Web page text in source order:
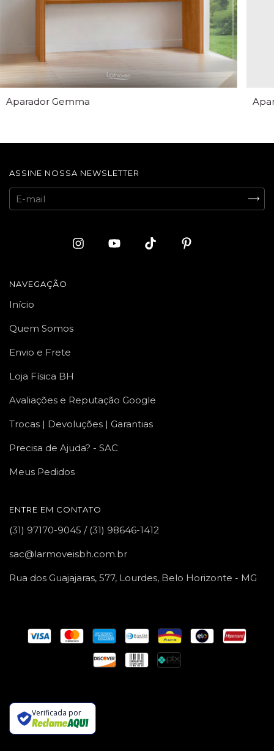
Aparador Gemma
ASSINE NOSSA NEWSLETTER
NAVEGAÇÃO
Início
Quem Somos
Envio e Frete
Loja Física BH
Avaliações e Reputação Google
Trocas | Devoluções | Garantias
Precisa de Ajuda? - SAC
Meus Pedidos
ENTRE EM CONTATO
(31) 97170-9045 / (31) 98646-1412
sac@larmoveisbh.com.br
Rua dos Guajajaras, 577, Lourdes, Belo Horizonte - MG
Verificada por